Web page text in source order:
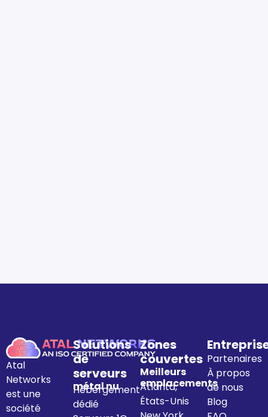
Atal
Networks
est une
société
Solutions
de
serveurs
métal nu
Hébergement
dédié
Zones
couvertes
Meilleurs
emplacements
Atlanta,
États-Unis
Partenaires
À propos
de nous
Blog